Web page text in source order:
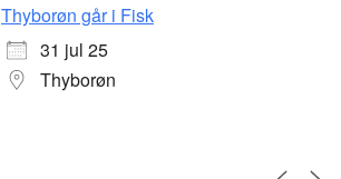
Thyborøn går i Fisk
31 jul 25
Thyborøn